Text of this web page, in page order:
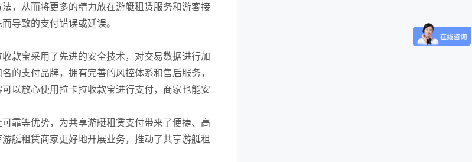
，从而将更多的精力放在游艇租赁服务和游客接
导致的支付错误或延误。
款宝采用了先进的安全技术，对交易数据进行加
的支付品牌，拥有完善的风控体系和售后服务，
以放心使用拉卡拉收款宝进行支付，商家也能安
靠等优势，为共享游艇租赁支付带来了便捷、高
艇租赁商家更好地开展业务，推动了共享游艇租